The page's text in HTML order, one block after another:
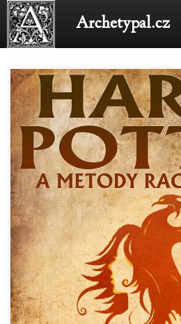
Přeskočit
na
obsah
Archetypal.cz